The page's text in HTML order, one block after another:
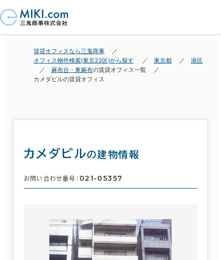
賃貸オフィスなら三鬼商事
オフィス物件検索(東京23区)から探す
東京都
港区
麻布台・東麻布の賃貸オフィス一覧
カメダビルの賃貸オフィス
カメダビルの建物情報
お問い合わせ番号： 021-05357